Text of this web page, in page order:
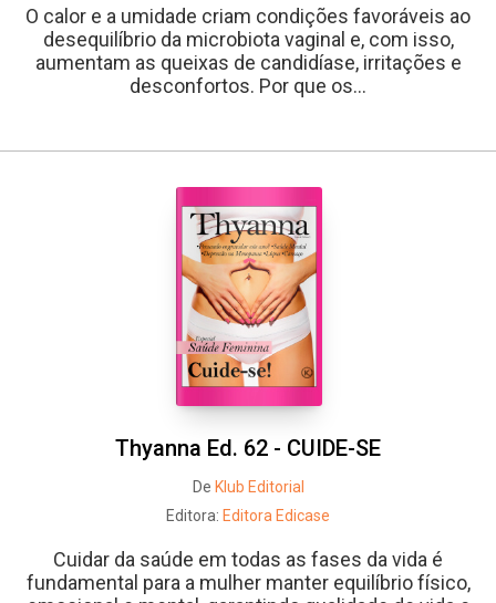
O calor e a umidade criam condições favoráveis ao
desequilíbrio da microbiota vaginal e, com isso,
aumentam as queixas de candidíase, irritações e
desconfortos. Por que os...
Thyanna Ed. 62 - CUIDE-SE
De Klub Editorial
Editora: Editora Edicase
Cuidar da saúde em todas as fases da vida é
fundamental para a mulher manter equilíbrio físico,